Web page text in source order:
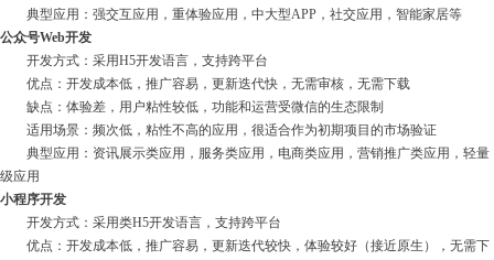
典型应用：强交互应用，重体验应用，中大型APP，社交应用，智能家居等
公众号Web开发
开发方式：采用H5开发语言，支持跨平台
优点：开发成本低，推广容易，更新迭代快，无需审核，无需下载
缺点：体验差，用户粘性较低，功能和运营受微信的生态限制
适用场景：频次低，粘性不高的应用，很适合作为初期项目的市场验证
典型应用：资讯展示类应用，服务类应用，电商类应用，营销推广类应用，轻量
级应用
小程序开发
开发方式：采用类H5开发语言，支持跨平台
优点：开发成本低，推广容易，更新迭代较快，体验较好（接近原生），无需下